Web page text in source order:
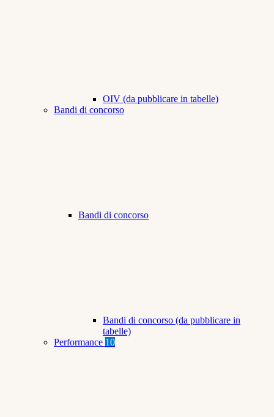
OIV (da pubblicare in tabelle)
Bandi di concorso
Bandi di concorso
Bandi di concorso (da pubblicare in
tabelle)
Performance 10